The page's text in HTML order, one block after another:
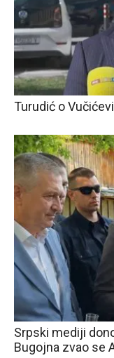
Turudić o
Srpski mediji
Bugojna zvao se